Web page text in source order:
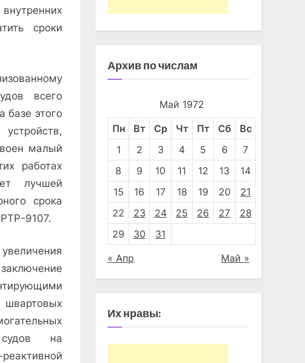
сроки
всего
базе этого
малый
работах
лучшей
срока
9107.
судов на
Архив по числам
Май 1972
Пн Вт Ср Чт Пт Сб
Вс
1
2 3 4 5 6
7
8
9 10 11 12 13
14
15
16 17 18 19 20
21
22
23 24 25 26 27
28
29
30 31
« Апр Май »
Их нравы: